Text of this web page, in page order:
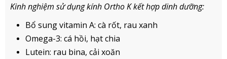
Kinh nghiệm sử dụng kính Ortho K kết hợp dinh dưỡng:
Bổ sung vitamin A: cà rốt, rau xanh
Omega-3: cá hồi, hạt chia
Lutein: rau bina, cải xoăn